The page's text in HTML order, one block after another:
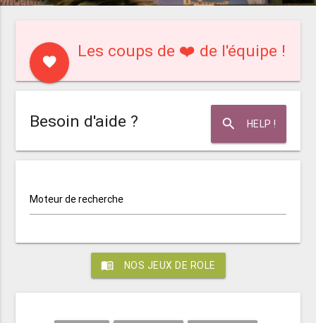
favorite
Les coups de ❤️ de l'équipe !
search HELP !
Besoin d'aide ?
Moteur de recherche
menu_book NOS JEUX DE ROLE